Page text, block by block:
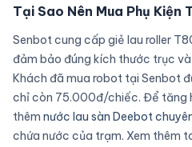
Tại Sao Nên Mua Phụ Kiện
Senbot cung cấp giẻ lau roller
đảm bảo đúng kích thước trục
Khách đã mua robot tại Senbot
chỉ còn 75.000đ/chiếc. Để tăng
thêm nước lau sàn Deebot
chứa nước của trạm. Xem thêm